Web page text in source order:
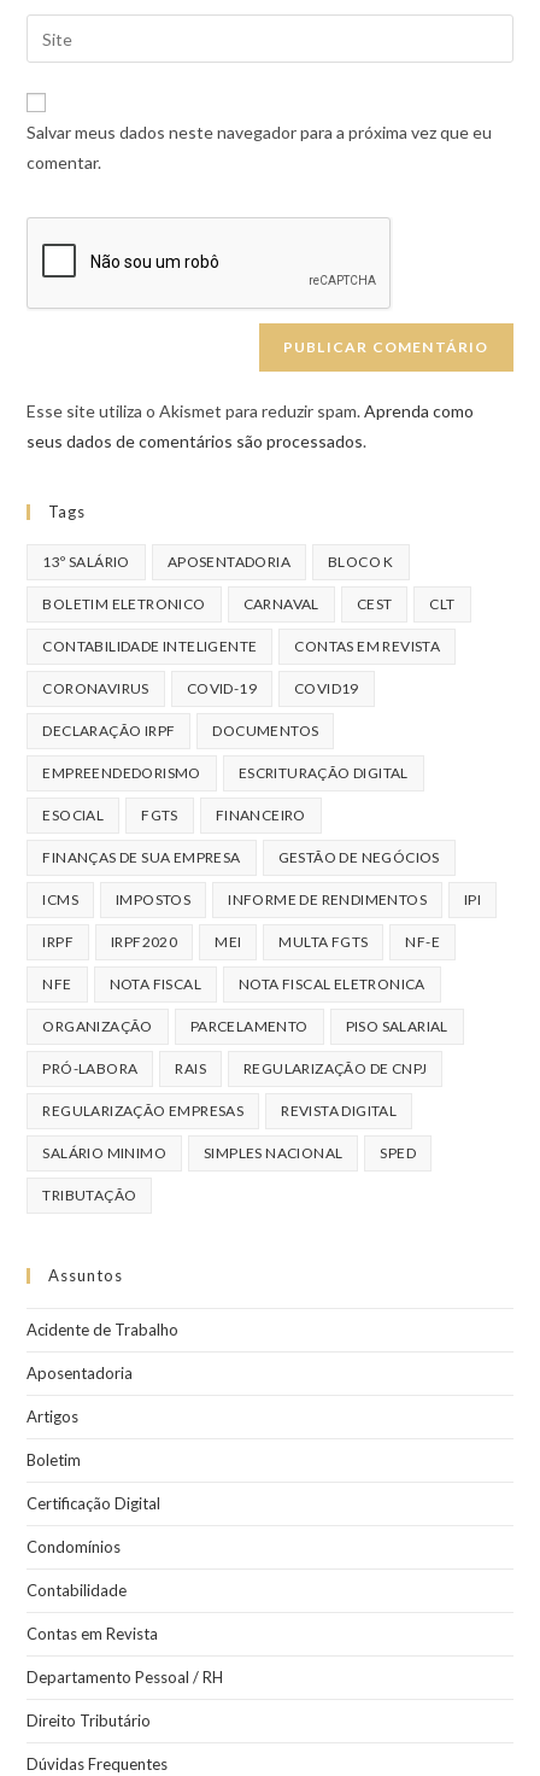
Salvar meus dados neste navegador para a próxima vez que eu
comentar.
Esse site utiliza o Akismet para reduzir spam.Aprenda como
seus dados de comentários são processados.
Tags
13º SALÁRIO APOSENTADORIA BLOCO K
BOLETIM ELETRONICO CARNAVAL CEST CLT
CONTABILIDADE INTELIGENTE CONTAS EM REVISTA
CORONAVIRUS COVID-19 COVID19
DECLARAÇÃO IRPF DOCUMENTOS
EMPREENDEDORISMO ESCRITURAÇÃO DIGITAL
ESOCIAL FGTS FINANCEIRO
FINANÇAS DE SUA EMPRESA GESTÃO DE NEGÓCIOS
ICMS IMPOSTOS INFORME DE RENDIMENTOS IPI
IRPF IRPF2020 MEI MULTA FGTS NF-E
NFE NOTA FISCAL NOTA FISCAL ELETRONICA
ORGANIZAÇÃO PARCELAMENTO PISO SALARIAL
PRÓ-LABORA RAIS REGULARIZAÇÃO DE CNPJ
REGULARIZAÇÃO EMPRESAS REVISTA DIGITAL
SALÁRIO MINIMO SIMPLES NACIONAL SPED
TRIBUTAÇÃO
Assuntos
Acidente de Trabalho
Aposentadoria
Artigos
Boletim
Certificação Digital
Condomínios
Contabilidade
Contas em Revista
Departamento Pessoal / RH
Direito Tributário
Dúvidas Frequentes